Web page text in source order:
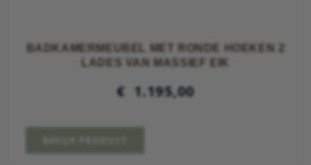
BADKAMERMEUBEL MET RONDE HOEKEN 2
LADES VAN MASSIEF EIK
€ 1.195,00